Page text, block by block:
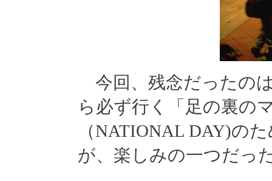
今回、残念だったの
ら必ず行く「足の裏の
（NATIONAL DAY)の
が、楽しみの一つだっ